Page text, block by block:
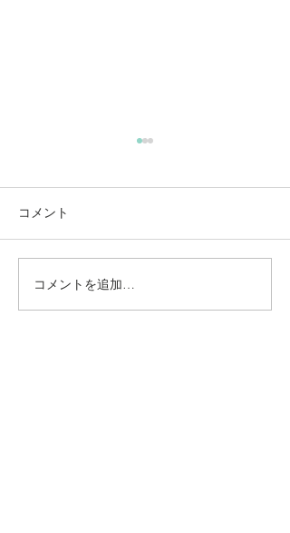
動かないところに、中心
がある。——ロジャース
コメント
コメントを追加…